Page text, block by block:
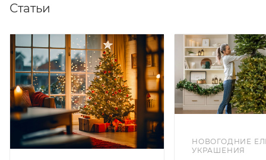
Статьи
НОВОГОДНИЕ
УКРАШЕНИЯ